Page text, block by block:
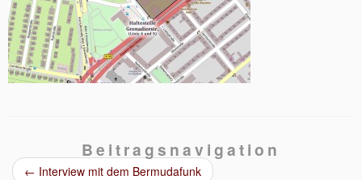
Beitragsnavigation
← Interview mit dem Bermudafunk